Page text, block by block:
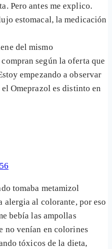
Pero antes me explico.
estomacal, la medicación
del mismo
según la oferta que
empezando a observar
Omeprazol es distinto en
tomaba metamizol
alergia al colorante, por eso
bebía las ampollas
no venían en colorines
tóxicos de la dieta,